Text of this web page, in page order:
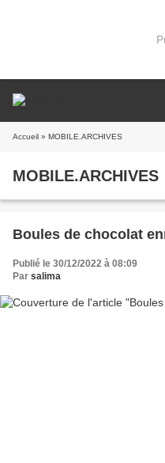
Accueil » MOBILE.ARCHIVES
MOBILE.ARCHIVES
Boules de chocolat
Publié le 30/12/2022 à 08:09
Par salima